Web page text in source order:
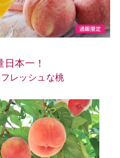
日本一！
レッシュな桃